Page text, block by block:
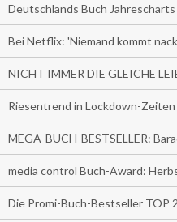
Deutschlands Buch
Bei Netflix: 'Niemand kommt
NICHT IMMER DIE GLEICHE
Riesentrend in Lockdown-Zeiten
MEGA-BUCH-BESTSELLER:
media control Buch-Award:
Die Promi-Buch-Bestseller TOP